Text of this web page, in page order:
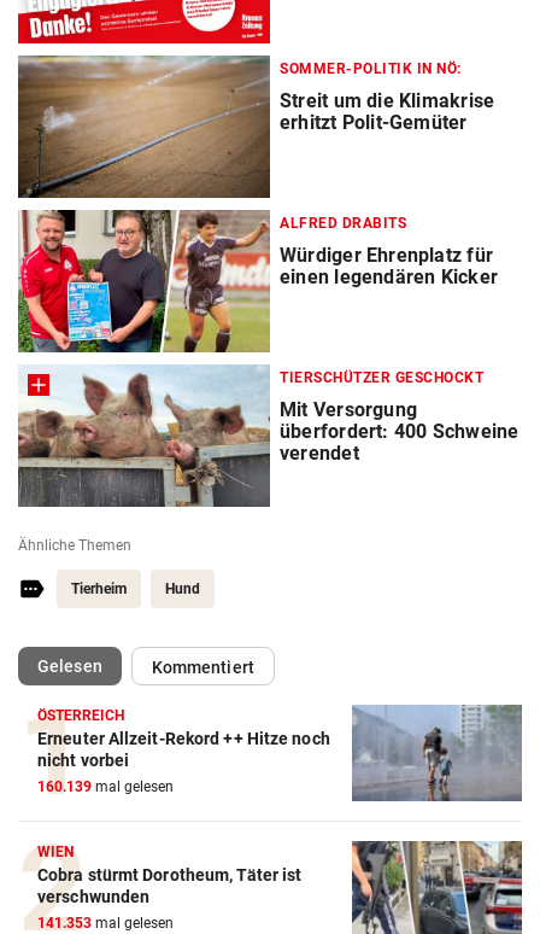
SOMMER-POLITIK IN NÖ:
Streit um die Klimakrise
erhitzt Polit-Gemüter
ALFRED DRABITS
Würdiger Ehrenplatz für
einen legendären Kicker
TIERSCHÜTZER GESCHOCKT
Mit Versorgung
überfordert: 400 Schweine
verendet
Ähnliche Themen
Tierheim Hund
Gelesen(ausgewählt)Kommentiert
ÖSTERREICH
Erneuter Allzeit-Rekord ++ Hitze noch
nicht vorbei
160.139 mal gelesen
WIEN
Cobra stürmt Dorotheum, Täter ist
verschwunden
141.353 mal gelesen